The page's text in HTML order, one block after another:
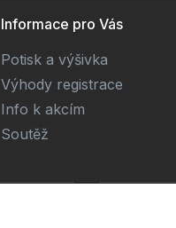
Informace pro Vás
Potisk a výšivka
Výhody registrace
Info k akcím
Soutěž